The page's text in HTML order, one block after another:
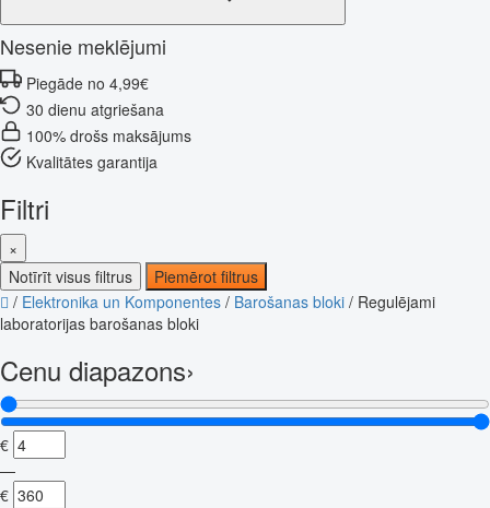
Nesenie meklējumi
Piegāde no 4,99€
30 dienu atgriešana
100% drošs maksājums
Kvalitātes garantija
Filtri
×
Notīrīt visus filtrus
Piemērot filtrus
/ Elektronika un Komponentes / Barošanas bloki / Regulējami
laboratorijas barošanas bloki
Cenu diapazons›
€
—
€